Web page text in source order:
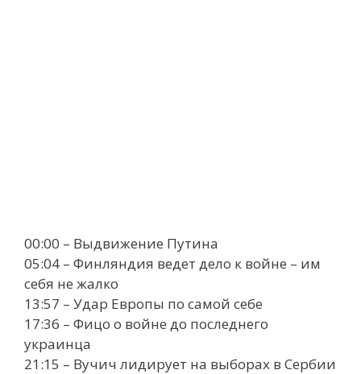
00:00 – Выдвижение Путина
05:04 – Финляндия ведет дело к войне – им
себя не жалко
13:57 – Удар Европы по самой себе
17:36 – Фицо о войне до последнего
украинца
21:15 – Вучич лидирует на выборах в Сербии